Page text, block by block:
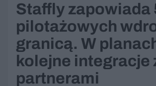
Staffly zapowiada
pilotażowych
granicą. W
kolejne integracje
partnerami